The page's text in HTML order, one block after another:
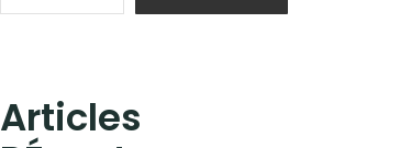
Articles